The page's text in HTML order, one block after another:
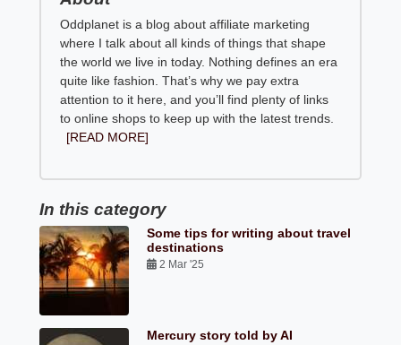
Oddplanet is a blog about affiliate marketing
where I talk about all kinds of things that shape
the world we live in today. Nothing defines an era
quite like fashion. That’s why we pay extra
attention to it here, and you’ll find plenty of links
to online shops to keep up with the latest trends.
[READ MORE]
In this category
Some tips for writing about travel
destinations
2 Mar '25
Mercury story told by AI